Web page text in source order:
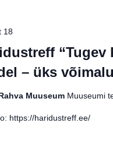
“Tugev
– üks
18
Muuseum Muuseumi
https://haridustreff.ee/